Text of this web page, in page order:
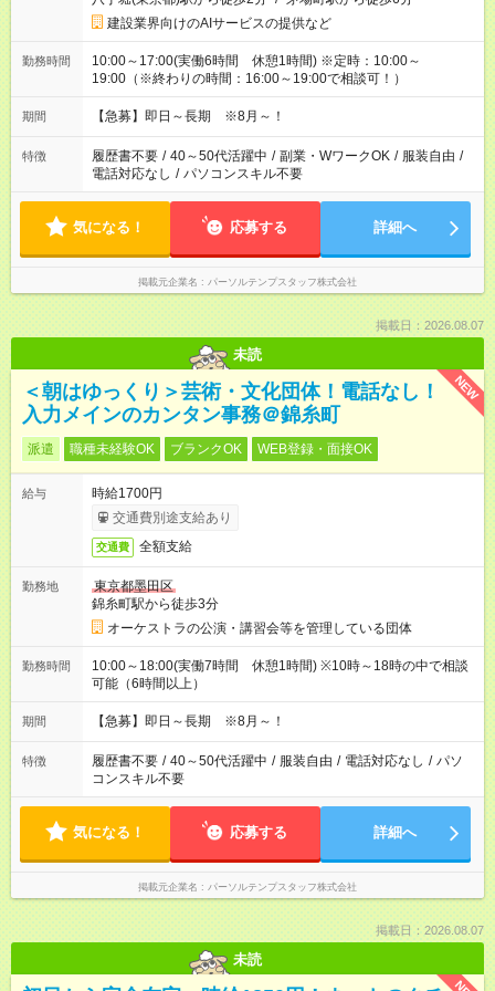
建設業界向けのAIサービスの提供など
勤務時間
10:00～17:00(実働6時間 休憩1時間) ※定時：10:00～
19:00（※終わりの時間：16:00～19:00で相談可！）
期間 【急募】即日～長期 ※8月～！
特徴 履歴書不要 / 40～50代活躍中 / 副業・WワークOK / 服装自由 /
電話対応なし / パソコンスキル不要
気になる！ 応募する 詳細へ
掲載元企業名 パーソルテンプスタッフ株式会社
掲載日：2026.08.07
未読
NEW
＜朝はゆっくり＞芸術・文化団体！電話なし！
入力メインのカンタン事務＠錦糸町
派遣 職種未経験OK ブランクOK WEB登録・面接OK
給与
時給1700円
交通費別途支給あり
交通費 全額支給
勤務地
東京都墨田区
錦糸町駅から徒歩3分
オーケストラの公演・講習会等を管理している団体
勤務時間
10:00～18:00(実働7時間 休憩1時間) ※10時～18時の中で相談
可能（6時間以上）
期間 【急募】即日～長期 ※8月～！
特徴 履歴書不要 / 40～50代活躍中 / 服装自由 / 電話対応なし / パソ
コンスキル不要
気になる！ 応募する 詳細へ
掲載元企業名 パーソルテンプスタッフ株式会社
掲載日：2026.08.07
未読